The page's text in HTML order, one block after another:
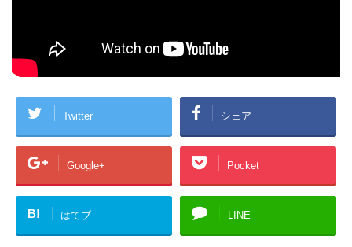
Twitter シェア
Google+ Pocket
B! はてブ LINE